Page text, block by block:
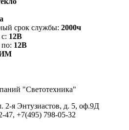
срок службы: 2000ч
12В
12В
"Светотехника"
2-я Энтузиастов, д. 5, оф.9Д
47, +7(495) 798-05-32